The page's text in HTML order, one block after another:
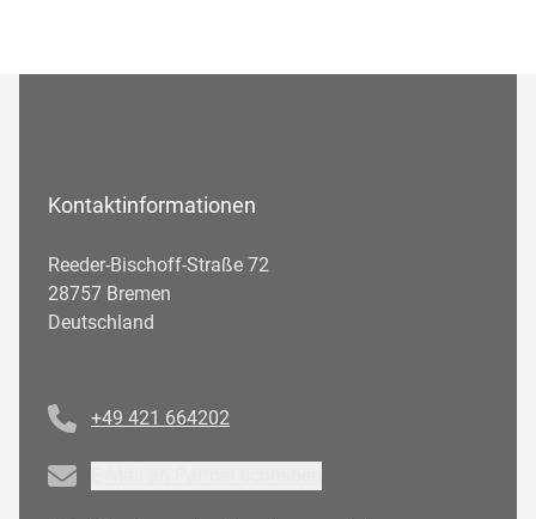
Kontaktinformationen
Reeder-Bischoff-Straße 72
28757 Bremen
Deutschland
+49 421 664202
Email